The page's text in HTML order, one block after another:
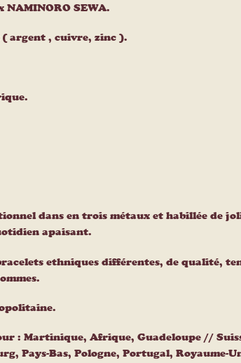
SEWA.
argent , cuivre, zinc ).
dans en trois métaux et habillée de
apaisant.
ethniques différentes, de qualité,
: Martinique, Afrique, Guadeloupe //
Pays-Bas, Pologne, Portugal, Royaume-